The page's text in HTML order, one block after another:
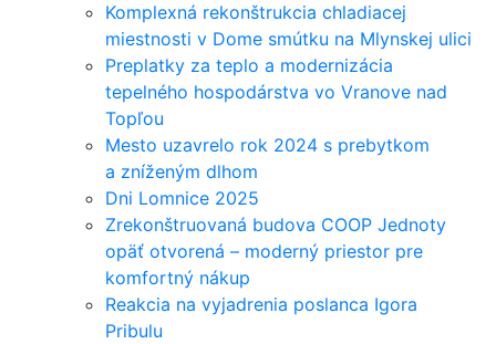
Komplexná rekonštrukcia chladiacej
miestnosti v Dome smútku na Mlynskej ulici
Preplatky za teplo a modernizácia
tepelného hospodárstva vo Vranove nad
Topľou
Mesto uzavrelo rok 2024 s prebytkom
a zníženým dlhom
Dni Lomnice 2025
Zrekonštruovaná budova COOP Jednoty
opäť otvorená – moderný priestor pre
komfortný nákup
Reakcia na vyjadrenia poslanca Igora
Pribulu